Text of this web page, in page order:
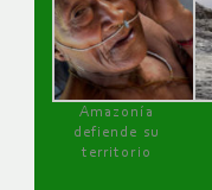
Amazonía
defiende su
territorio